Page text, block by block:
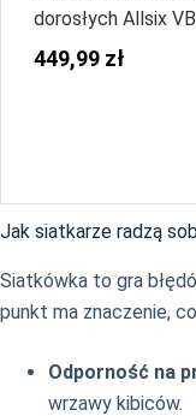
dorosłych Allsix
Stability Edycja
449,99 zł
Jak siatkarze radzą
Siatkówka to gra
punkt ma znaczenie,
Odporność na
wrzawy kibiców.